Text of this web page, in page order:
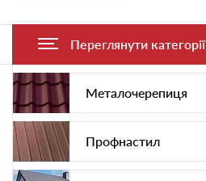
Переглянути категорії
Металочерепиця
Профнастил